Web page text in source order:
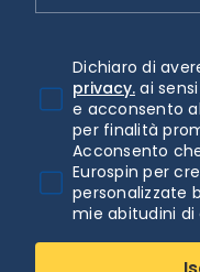
Dichiaro di
privacy. ai
e acconsento
per finalità
Acconsento
Eurospin per
personalizzate
mie abitudini